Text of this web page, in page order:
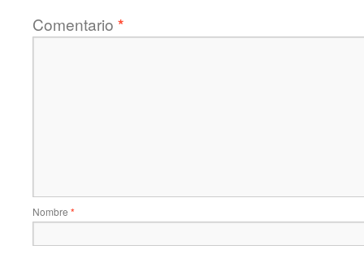
Comentario *
Nombre *